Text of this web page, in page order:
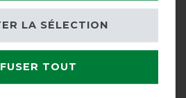
TOUT
LA SÉLECTION